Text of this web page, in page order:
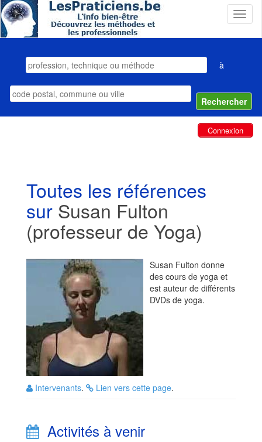
T
o
g
a
v
i
g
à
Connexion
Toutes les références
sur Susan Fulton
(professeur de Yoga)
Susan Fulton donne
des cours de yoga et
est auteur de différents
DVDs de yoga.
Intervenants. Lien vers cette page.
Activités à venir